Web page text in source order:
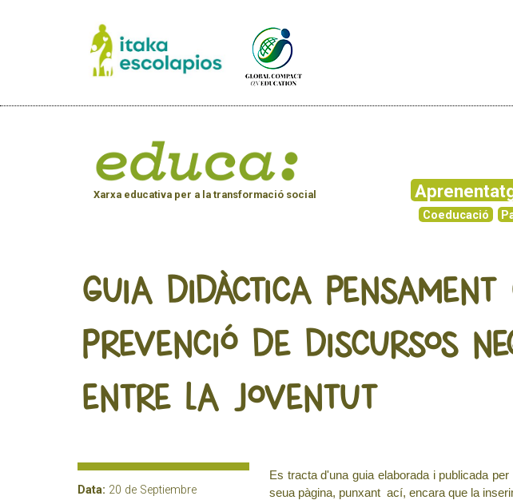
Xarxa educativa per a la transformació social
Coeducació
GUIA DIDÀCTICA PENSAMENT
PREVENCIÓ DE DISCURSOS
ENTRE LA JOVENTUT
Data: 20 de Septiembre
Es tracta d'una guia elaborada i publicada per
seua pàgina, punxant ací, encara que la